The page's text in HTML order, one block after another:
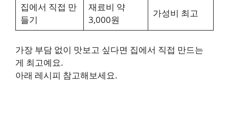
집에서 직접 만
들기
재료비 약
3,000원
가성비 최고
가장 부담 없이 맛보고 싶다면 집에서 직접 만드는
게 최고예요.
아래 레시피 참고해보세요.